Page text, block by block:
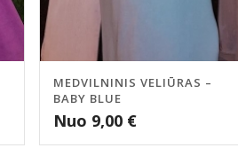
MEDVILNINIS VELIŪRAS –
BABY BLUE
Nuo 9,00 €